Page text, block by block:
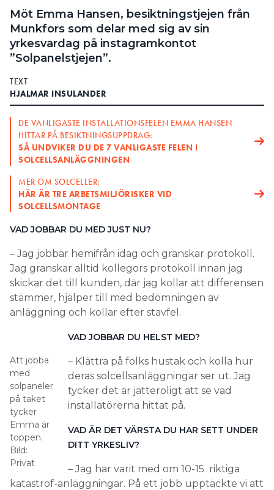
Möt Emma Hansen, besiktningstjejen från
Munkfors som delar med sig av sin
yrkesvardag på instagramkontot
”Solpanelstjejen”.
TEXT
HJALMAR INSULANDER
DE VANLIGASTE INSTALLATIONSFELEN EMMA HANSEN
HITTAR PÅ BESIKTNINGSUPPDRAG:
SÅ UNDVIKER DU DE 7 VANLIGASTE FELEN I
SOLCELLSANLÄGGNINGEN
MER OM SOLCELLER:
HÄR ÄR TRE ARBETSMILJÖRISKER VID
SOLCELLSMONTAGE
VAD JOBBAR DU MED JUST NU?
– Jag jobbar hemifrån idag och granskar protokoll.
Jag granskar alltid kollegors protokoll innan jag
skickar det till kunden, där jag kollar att differensen
stämmer, hjälper till med bedömningen av
anläggning och kollar efter stavfel.
Att jobba
med
solpaneler
på taket
tycker
Emma är
toppen.
Bild:
Privat
VAD JOBBAR DU HELST MED?
– Klättra på folks hustak och kolla hur
deras solcellsanläggningar ser ut. Jag
tycker det är jätteroligt att se vad
installatörerna hittat på.
VAD ÄR DET VÄRSTA DU HAR SETT UNDER
DITT YRKESLIV?
– Jag har varit med om 10-15 riktiga
katastrof-anläggningar. På ett jobb upptäckte vi att